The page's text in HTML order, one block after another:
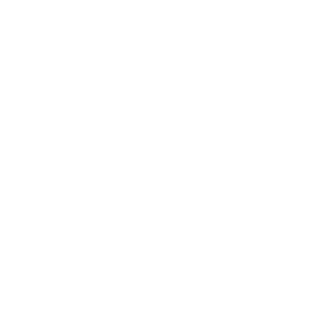
an
in einer kurzen Mail an